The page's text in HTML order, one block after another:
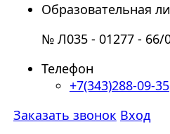
Образовательная
№ Л035 - 01277 - 66/
Телефон
+7(343)288-09-35
Заказать звонок Вход